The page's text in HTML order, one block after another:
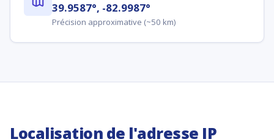
39.9587°, -82.9987°
Précision approximative (~50 km)
Localisation de l'adresse IP